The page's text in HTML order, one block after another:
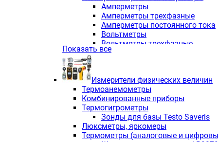
Амперметры
Амперметры трехфазные
Амперметры постоянного тока
Вольтметры
Вольтметры трехфазные
Вольтметры постоянного тока
Индикаторы аналоговых
Измерители COS F
Комбинированные приборы
Комбинированные приборы
Комбинированные приборы
Анализаторы качества
Анализаторы мощности
Показать все
Измерители физических величин
Термоанемометры
Комбинированные приборы
Термогигрометры
Зонды для базы Testo Saveris
Люксметры, яркомеры
Термометры (аналоговые и